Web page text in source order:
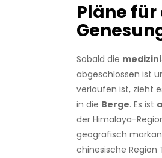
Pläne für
Sobald die
abgeschlossen ist
verlaufen ist, zieht
in die Berge. Es ist
der Himalaya-
geografisch
chinesische Region